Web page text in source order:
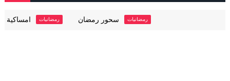
رمضانيات سحور رمضان رمضانيات امساكية رمضان 2024 / 1445